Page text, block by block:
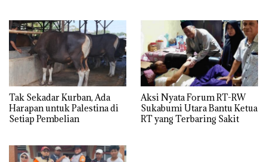
Tak Sekadar Kurban, Ada
Harapan untuk Palestina di
Setiap Pembelian
Aksi Nyata Forum RT-RW
Sukabumi Utara Bantu Ketua
RT yang Terbaring Sakit